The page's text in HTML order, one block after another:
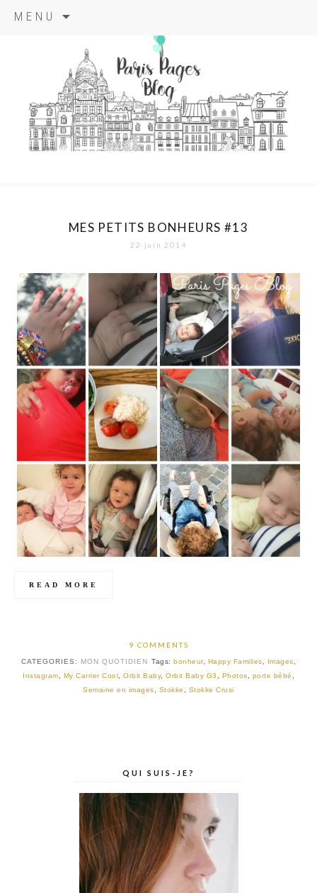
MENU
principal
paris pages
blog
MES PETITS BONHEURS #13
22 juin 2014
READ MORE
9 COMMENTS
CATEGORIES: MON QUOTIDIEN Tags: bonheur, Happy Families Images
Instagram
My Carrier Cool Orbit Baby, Orbit Baby G3 Photos porte bébé
Semaine en images
Stokke Stokke Crusi
QUI SUIS-JE?